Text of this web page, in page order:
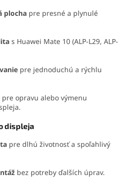
plocha pre presné a plynulé
s Huawei Mate 10 (ALP-L29, ALP-
pre jednoduchú a rýchlu
pre opravu alebo výmenu
displeja
pre dlhú životnosť a spoľahlivý
bez potreby ďalších úprav.